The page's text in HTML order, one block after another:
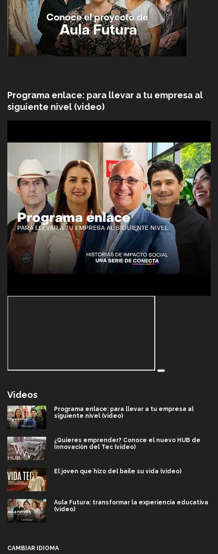
Programa enlace: para llevar a tu empresa al
siguiente nivel (video)
Videos
Programa enlace: para llevar a tu empresa al
siguiente nivel (video)
¿Quieres emprender? Conoce el nuevo HUB de
Innovación del Tec (video)
El joven que hizo del baile su vida (video)
Aula Futura: transformar la experiencia educativa
(video)
CAMBIAR IDIOMA